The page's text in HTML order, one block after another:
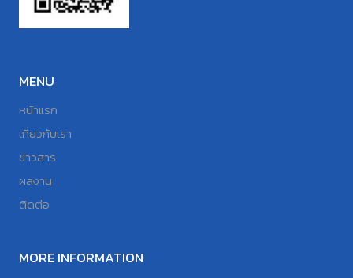
MENU
หน้าแรก
เกี่ยวกับเรา
ข่าวสาร
ผลงาน
ติดต่อ
MORE INFORMATION